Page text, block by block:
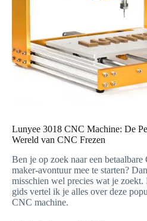
Lunyee 3018 CNC Machine: De
Wereld van CNC Frezen
Ben je op zoek naar een
maker-avontuur mee te starten?
misschien wel precies wat je zoekt.
gids vertel ik je alles over deze
CNC machine.